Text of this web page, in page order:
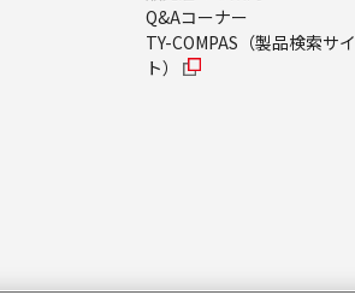
Q&Aコーナー
TY-COMPAS（製品検索サイ
ト）